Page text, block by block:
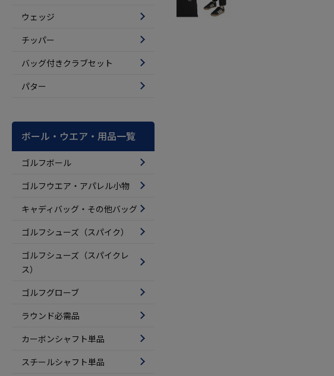
ウェッジ
チッパー
バッグ付きクラブセット
パター
ボール・ウエア・用品一覧
ゴルフボール
ゴルフウエア・アパレル小物
キャディバッグ・その他バッグ
ゴルフシューズ（スパイク）
ゴルフシューズ（スパイクレ
ス）
ゴルフグローブ
ラウンド必需品
カーボンシャフト単品
スチールシャフト単品